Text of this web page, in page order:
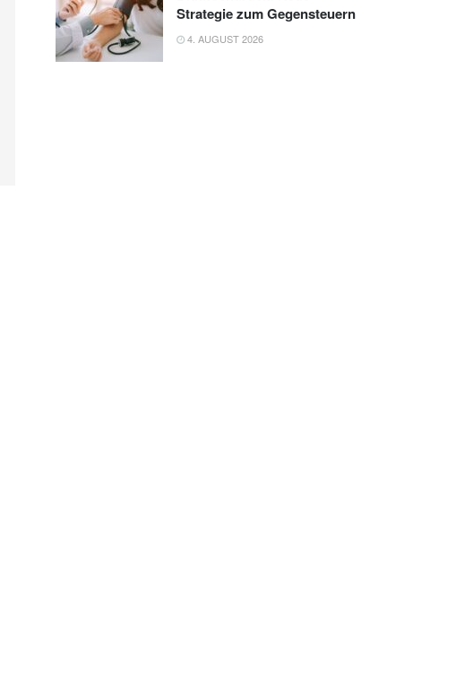
Strategie zum Gegensteuern
4. AUGUST 2026